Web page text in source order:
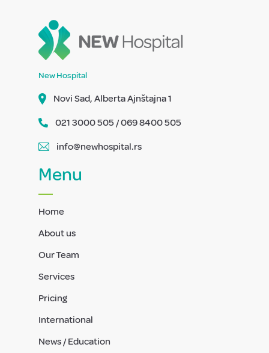
New Hospital
Novi Sad, Alberta Ajnštajna 1
021 3000 505 / 069 8400 505
info@newhospital.rs
Menu
Home
About us
Our Team
Services
Pricing
International
News / Education